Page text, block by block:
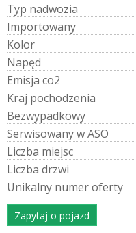
Typ nadwozia
Importowany
Kolor
Napęd
Emisja co2
Kraj pochodzenia
Bezwypadkowy
SerwisowanywASO
Liczba miejsc
Liczba drzwi
Unikalny numeroferty
Zapytaj o pojazd